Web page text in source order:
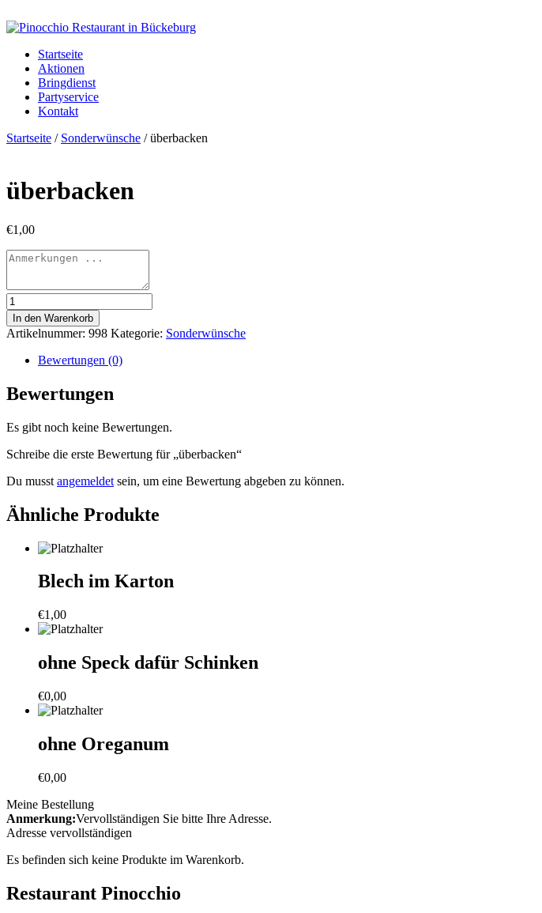
Startseite
Aktionen
Bringdienst
Partyservice
Kontakt
Startseite / Sonderwünsche / überbacken
überbacken
€1,00
überbacken
Menge
In den Warenkorb
Artikelnummer: 998 Kategorie: Sonderwünsche
Bewertungen (0)
Bewertungen
Es gibt noch keine Bewertungen.
Schreibe die erste Bewertung für „überbacken“
Du musst angemeldet sein, um eine Bewertung abgeben zu können.
Ähnliche Produkte
Blech im Karton
€1,00
ohne Speck dafür Schinken
€0,00
ohne Oreganum
€0,00
Meine Bestellung
Anmerkung:Vervollständigen Sie bitte Ihre Adresse.
Adresse vervollständigen
Es befinden sich keine Produkte im Warenkorb.
Restaurant Pinocchio